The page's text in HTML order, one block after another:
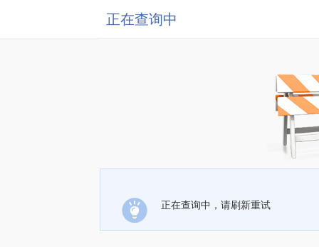
正在查询中
正在查询中，请刷新重试